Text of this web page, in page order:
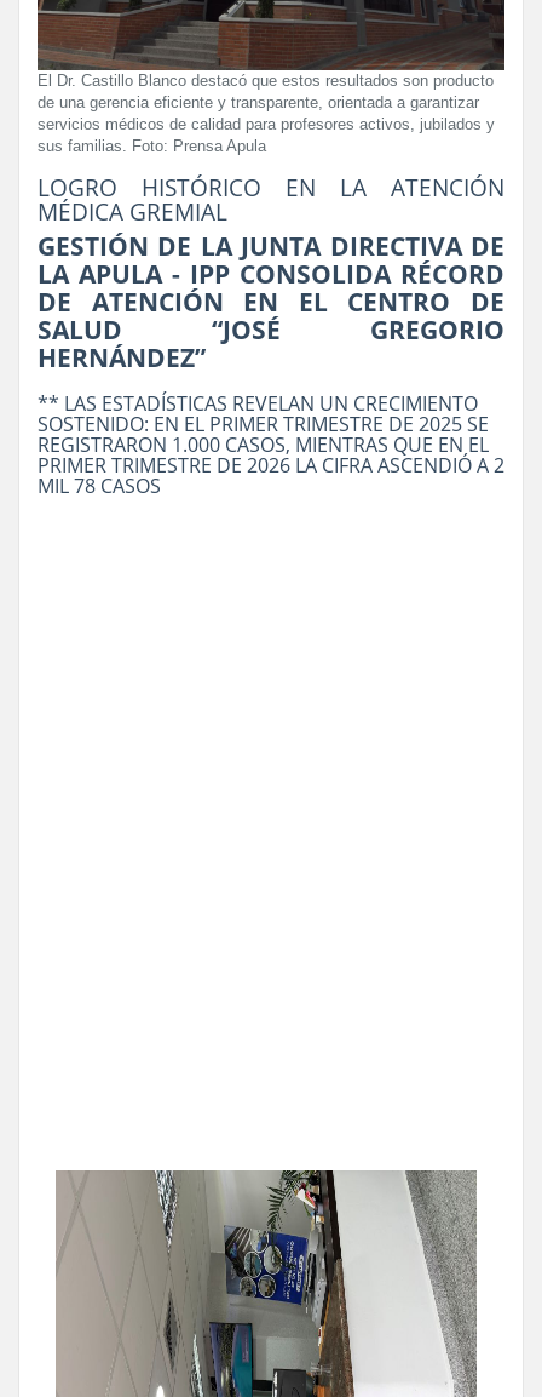
El Dr. Castillo Blanco destacó que estos resultados son producto
de una gerencia eficiente y transparente, orientada a garantizar
servicios médicos de calidad para profesores activos, jubilados y
sus familias. Foto: Prensa Apula
LOGRO HISTÓRICO EN LA ATENCIÓN
MÉDICA GREMIAL
GESTIÓN DE LA JUNTA DIRECTIVA DE
LA APULA - IPP CONSOLIDA RÉCORD
DE ATENCIÓN EN EL CENTRO DE
SALUD “JOSÉ GREGORIO
HERNÁNDEZ”
** LAS ESTADÍSTICAS REVELAN UN CRECIMIENTO
SOSTENIDO: EN EL PRIMER TRIMESTRE DE 2025 SE
REGISTRARON 1.000 CASOS, MIENTRAS QUE EN EL
PRIMER TRIMESTRE DE 2026 LA CIFRA ASCENDIÓ A 2
MIL 78 CASOS